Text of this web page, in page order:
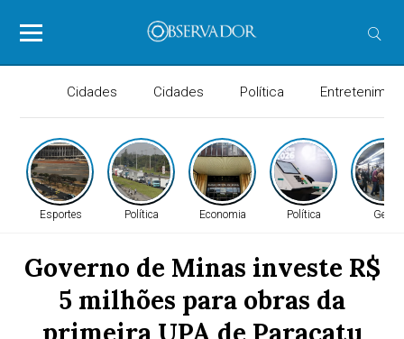
Cidades Cidades Política
Esportes Política Economia Política Geral
Governo de Minas investe R$
5 milhões para obras da